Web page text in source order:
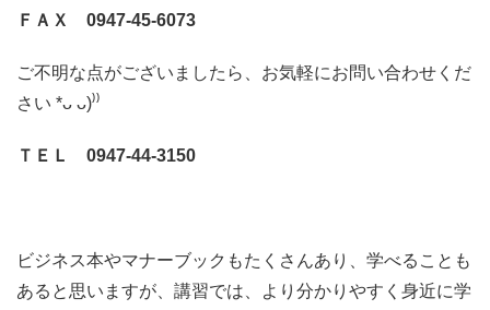
ＦＡＸ 0947-45-6073
ご不明な点がございましたら、お気軽にお問い合わせくだ
さい *ᴗ ᴗ)⁾⁾
ＴＥＬ 0947-44-3150
ビジネス本やマナーブックもたくさんあり、学べることも
あると思いますが、講習では、より分かりやすく身近に学